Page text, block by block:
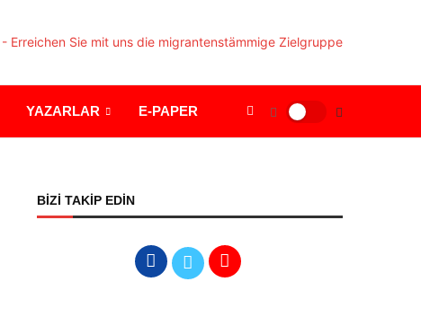
YAZARLAR E-PAPER
BİZİ TAKİP EDİN